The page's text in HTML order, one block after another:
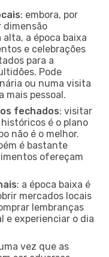
: embora, por
dimensão
a época baixa
e celebrações
para a
Pode
ou numa visita
mais pessoal.
fechados: visitar
é o plano
não é o melhor.
é bastante
ofereçam
: a época baixa é
mercados locais
lembranças
e experienciar o dia
vez que as